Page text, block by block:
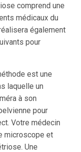
comprend une
médicaux du
également
pour
est une
laquelle un
à son
pour
Votre médecin
microscope et
Une